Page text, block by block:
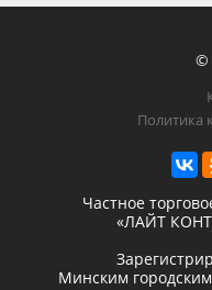
©
Политика
Частное
«ЛАЙТ
Минским